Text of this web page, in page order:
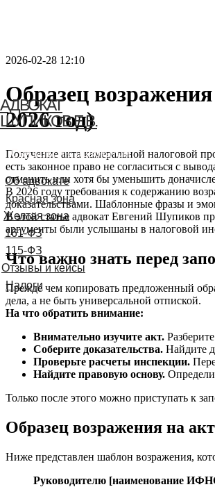
АДВОКАТ
ШУПИКОВ Е.В.
Связаться с адвокатом
Об адвокате
Красная зона
Желтая зона
161-ФЗ
115-ФЗ
Отзывы и кейсы
Налоги
2026-02-28 12:10
Образец
2026 год)
Получение акта камеральной налоговой
есть законное право не согласиться с
отменить или хотя бы уменьшить
В 2026 году требования к содержанию
доказательствами. Шаблонные фразы и
В этой статье адвокат Евгений Шупиков
аргументы были услышаны в налоговой
Что важно знать перед
Прежде чем копировать предложенный
дела, а не быть универсальной отпиской.
На что обратить внимание:
Внимательно изучите акт.
Соберите доказательства. Найдите
Проверьте расчеты инспекции.
Найдите правовую основу.
Только после этого можно приступать к
Образец возражения на
Ниже представлен шаблон возражения,
Руководителю [наименование